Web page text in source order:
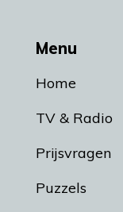
Menu
Home
TV & Radio
Prijsvragen
Puzzels